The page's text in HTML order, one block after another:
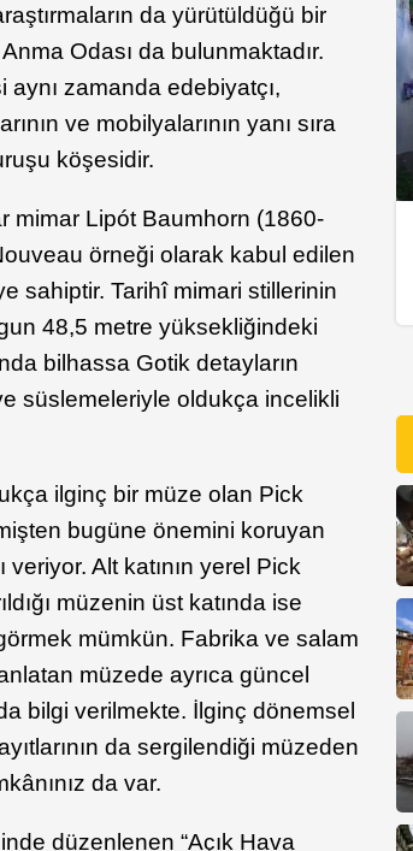
da yürütüldüğü bir
Odası da bulunmaktadır.
zamanda edebiyatçı,
ve mobilyalarının yanı sıra
köşesidir.
mimar Lipót Baumhorn (1860-
örneği olarak kabul edilen
sahiptir. Tarihî mimari stillerinin
48,5 metre yüksekliğindeki
bilhassa Gotik detayların
süslemeleriyle oldukça incelikli
ilginç bir müze olan Pick
bugüne önemini koruyan
Alt katının yerel Pick
müzenin üst katında ise
mümkün. Fabrika ve salam
müzede ayrıca güncel
bilgi verilmekte. İlginç dönemsel
da sergilendiği müzeden
da var.
düzenlenen “Açık Hava